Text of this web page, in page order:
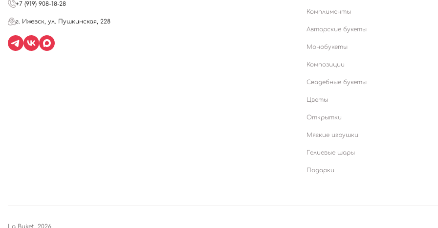
+7 (919) 908-18-28
г. Ижевск, ул. Пушкинская, 228
Комплименты
Авторские букеты
Монобукеты
Композиции
Свадебные букеты
Цветы
Открытки
Мягкие игрушки
Гелиевые шары
Подарки
La Buket, 2026